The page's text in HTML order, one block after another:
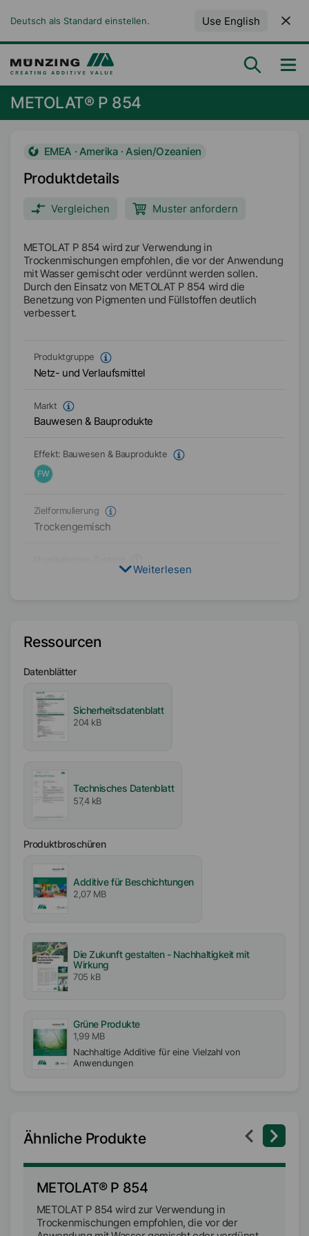
Deutsch als Standard einstellen. Use English
METOLAT® P 854
EMEA · Amerika · Asien/Ozeanien
Produktdetails
Vergleichen Muster anfordern
METOLAT P 854 wird zur Verwendung in
Trockenmischungen empfohlen, die vor der Anwendung
mit Wasser gemischt oder verdünnt werden sollen.
Durch den Einsatz von METOLAT P 854 wird die
Benetzung von Pigmenten und Füllstoffen deutlich
verbessert.
Produktgruppe
Netz- und Verlaufsmittel
Markt
Bauwesen & Bauprodukte
Effekt: Bauwesen & Bauprodukte
FW
Zielformulierung
Trockengemisch
65%
Frei von
VOC-frei
APE-frei
Verfügbarkeit
EMEA
Amerika
Weiterlesen
Ressourcen
Datenblätter
Sicherheitsdatenblatt
204 kB
Technisches Datenblatt
57,4 kB
Produktbroschüren
Additive für Beschichtungen
2,07 MB
Die Zukunft gestalten - Nachhaltigkeit mit
Wirkung
705 kB
Grüne Produkte
1,99 MB
Nachhaltige Additive für eine Vielzahl von
Anwendungen
Ähnliche Produkte
METOLAT® P 854
METOLAT P 854 wird zur Verwendung in
Trockenmischungen empfohlen, die vor der